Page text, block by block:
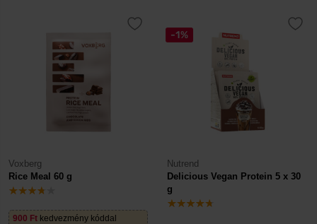
Voxberg
Rice Meal 60 g
900 Ft kedvezmény kóddal
-1%
Nutrend
Delicious Vegan Protein 5 x 30
g